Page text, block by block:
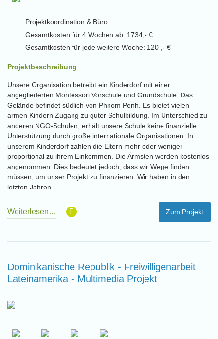
Projektkoordination & Büro
Gesamtkosten für 4 Wochen ab: 1734,- €
Gesamtkosten für jede weitere Woche: 120 ,- €
Projektbeschreibung
Unsere Organisation betreibt ein Kinderdorf mit einer
angegliederten Montessori Vorschule und Grundschule. Das
Gelände befindet südlich von Phnom Penh. Es bietet vielen
armen Kindern Zugang zu guter Schulbildung. Im Unterschied zu
anderen NGO-Schulen, erhält unsere Schule keine finanzielle
Unterstützung durch große internationale Organisationen. In
unserem Kinderdorf zahlen die Eltern mehr oder weniger
proportional zu ihrem Einkommen. Die Ärmsten werden kostenlos
angenommen. Dies bedeutet jedoch, dass wir Wege finden
müssen, um unser Projekt zu finanzieren. Wir haben in den
letzten Jahren...
Weiterlesen… Zum Projekt
Dominikanische Republik - Freiwilligenarbeit
Lateinamerika - Multimedia Projekt